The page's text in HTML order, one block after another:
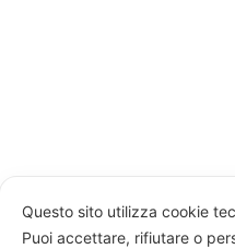
Questo sito utilizza cookie
Puoi accettare, rifiutare o